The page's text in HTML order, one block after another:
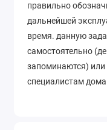
правильно
дальнейшей
время. данную
самостоятельно
запоминаются) или
специалистам